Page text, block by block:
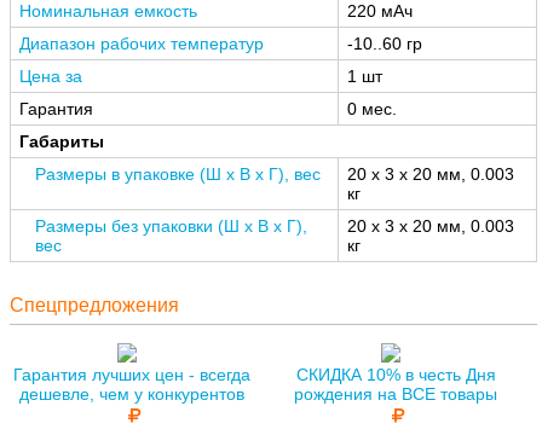
Номинальная емкость
220 мАч
Диапазон рабочих температур
-10..60 гр
Цена за
1 шт
Гарантия
0 мес.
Габариты
Размеры в упаковке (Ш x В x Г), вес
20 x 3 x 20 мм, 0.003
кг
Размеры без упаковки (Ш x В x Г),
вес
20 x 3 x 20 мм, 0.003
кг
Спецпредложения
Гарантия лучших цен - всегда
дешевле, чем у конкурентов
СКИДКА 10% в честь Дня
рождения на ВСЕ товары